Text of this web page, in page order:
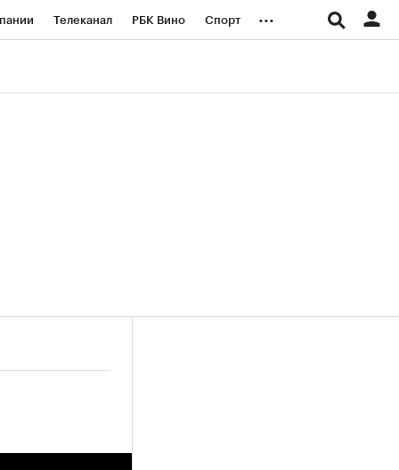
Телеканал РБК Вино Спорт ...